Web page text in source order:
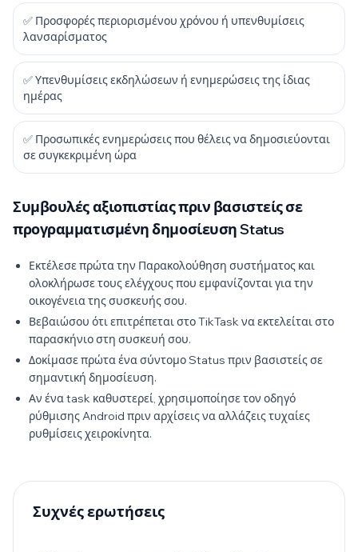
✅ Προσφορές περιορισμένου χρόνου ή υπενθυμίσεις
λανσαρίσματος
✅ Υπενθυμίσεις εκδηλώσεων ή ενημερώσεις της ίδιας
ημέρας
✅ Προσωπικές ενημερώσεις που θέλεις να δημοσιεύονται
σε συγκεκριμένη ώρα
Συμβουλές αξιοπιστίας πριν βασιστείς σε
προγραμματισμένη δημοσίευση Status
Εκτέλεσε πρώτα την Παρακολούθηση συστήματος και
ολοκλήρωσε τους ελέγχους που εμφανίζονται για την
οικογένεια της συσκευής σου.
Βεβαιώσου ότι επιτρέπεται στο TikTask να εκτελείται στο
παρασκήνιο στη συσκευή σου.
Δοκίμασε πρώτα ένα σύντομο Status πριν βασιστείς σε
σημαντική δημοσίευση.
Αν ένα task καθυστερεί, χρησιμοποίησε τον οδηγό
ρύθμισης Android πριν αρχίσεις να αλλάζεις τυχαίες
ρυθμίσεις χειροκίνητα.
Συχνές ερωτήσεις